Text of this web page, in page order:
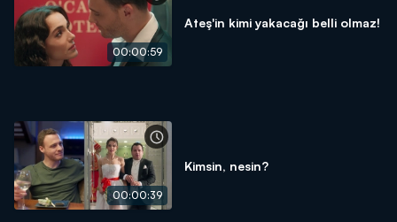
00:00:59
Ateş'in kimi yakacağı belli olmaz!
00:00:39
Kimsin, nesin?